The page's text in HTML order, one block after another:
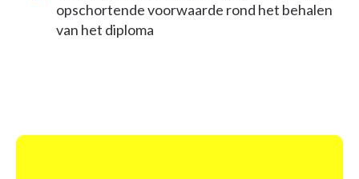
opschortende voorwaarde rond het behalen
van het diploma